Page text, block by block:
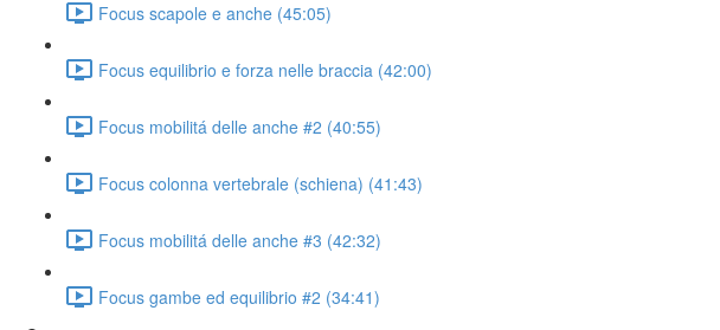
Focus scapole e anche (45:05)
Focus equilibrio e forza nelle braccia (42:00)
Focus mobilitá delle anche #2 (40:55)
Focus colonna vertebrale (schiena) (41:43)
Focus mobilitá delle anche #3 (42:32)
Focus gambe ed equilibrio #2 (34:41)